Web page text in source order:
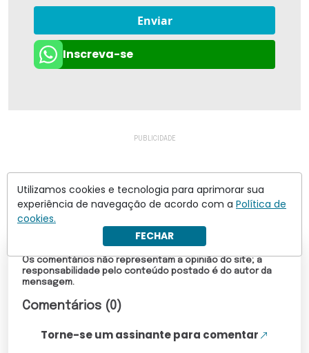
Enviar
Inscreva-se
Os comentários não representam a opinião do site; a
responsabilidade pelo conteúdo postado é do autor da
mensagem.
Comentários (0)
Torne-se um assinante para comentar
Utilizamos cookies e tecnologia para aprimorar sua
experiência de navegação de acordo com a Política de
cookies.
FECHAR